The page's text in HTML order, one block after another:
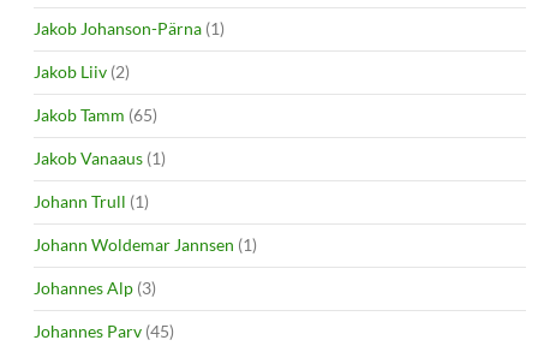
Jakob Johanson-Pärna (1)
Jakob Liiv (2)
Jakob Tamm (65)
Jakob Vanaaus (1)
Johann Trull (1)
Johann Woldemar Jannsen (1)
Johannes Alp (3)
Johannes Parv (45)